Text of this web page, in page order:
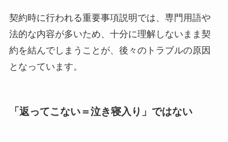
契約時に行われる重要事項説明では、専門用語や
法的な内容が多いため、十分に理解しないまま契
約を結んでしまうことが、後々のトラブルの原因
となっています。
「返ってこない＝泣き寝入り」ではない